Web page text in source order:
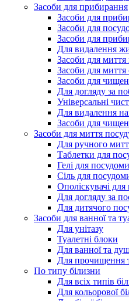
Засоби для прибирання
Засоби для
Засоби для
Засоби для
Для видалення
Засоби для миття
Засоби для миття
Засоби для
Для догляду за
Універсальні
Для видалення
Засоби для
Засоби для миття
Для ручного
Таблетки для
Гелі для
Сіль для
Ополіскувачі
Для догляду за
Для дитячого
Засоби для ванної та
Для унітазу
Туалетні блоки
Для ванної та
Для прочищення
По типу білизни
Для всіх типів
Для кольорової